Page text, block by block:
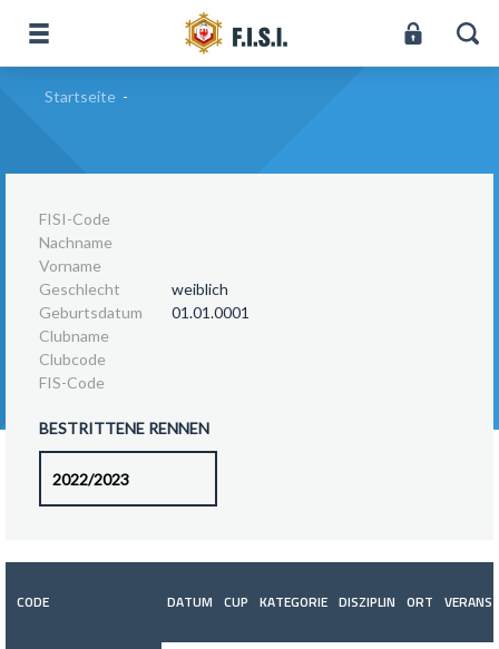
Startseite -
FISI-Code
Nachname
Vorname
Geschlecht
weiblich
Geburtsdatum
01.01.0001
Clubname
Clubcode
FIS-Code
BESTRITTENE RENNEN
CODE DATUM CUP KATEGORIE DISZIPLIN ORT